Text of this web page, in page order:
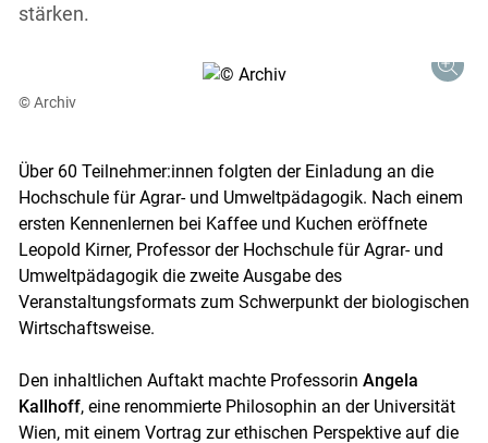
stärken.
© Archiv
Über 60 Teilnehmer:innen folgten der Einladung an die
Hochschule für Agrar- und Umweltpädagogik. Nach einem
ersten Kennenlernen bei Kaffee und Kuchen eröffnete
Leopold Kirner, Professor der Hochschule für Agrar- und
Umweltpädagogik die zweite Ausgabe des
Veranstaltungsformats zum Schwerpunkt der biologischen
Wirtschaftsweise.
Den inhaltlichen Auftakt machte Professorin Angela
Kallhoff, eine renommierte Philosophin an der Universität
Wien, mit einem Vortrag zur ethischen Perspektive auf die